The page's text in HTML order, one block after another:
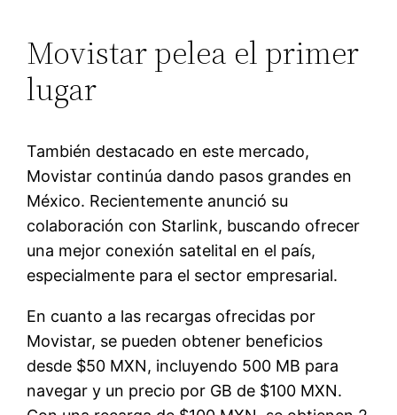
Movistar pelea el primer
lugar
También destacado en este mercado,
Movistar continúa dando pasos grandes en
México. Recientemente anunció su
colaboración con Starlink, buscando ofrecer
una mejor conexión satelital en el país,
especialmente para el sector empresarial.
En cuanto a las recargas ofrecidas por
Movistar, se pueden obtener beneficios
desde $50 MXN, incluyendo 500 MB para
navegar y un precio por GB de $100 MXN.